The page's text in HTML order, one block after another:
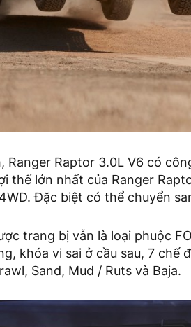
Ranger Raptor 3.0L V6 có
thế lớn nhất của Ranger
Đặc biệt có thể chuyển
trang bị vẫn là loại phuộc
khóa vi sai ở cầu sau, 7 chế
Sand, Mud / Ruts và Baja.